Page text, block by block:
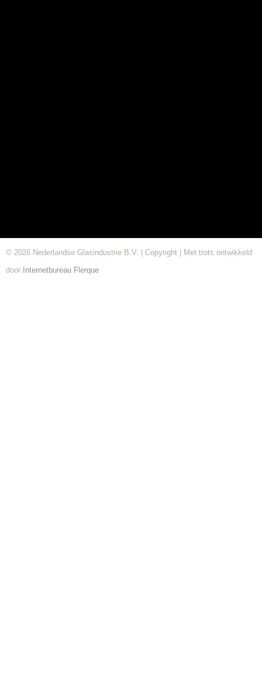
© 2026 Nederlandse Glasindustrie B.V. | Copyright | Met trots ontwikkeld
door Internetbureau Flerque